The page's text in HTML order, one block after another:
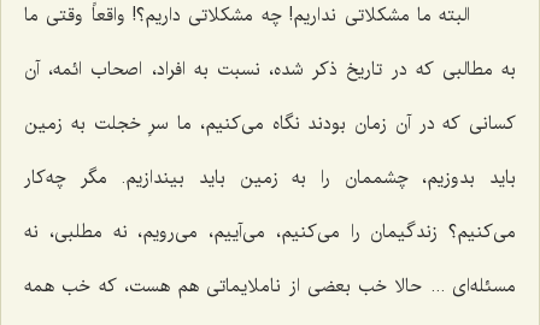
البته ما مشكلاتی نداریم! چه مشكلاتی داریم؟! واقعاً وقتی ما
به مطالبی كه در تاریخ ذكر شده، نسبت به افراد، اصحاب ائمه، آن
كسانی كه در آن زمان بودند نگاه می‌كنیم، ما سرِ خجلت به زمین
باید بدوزیم، چشممان را به زمین باید بیندازیم. مگر چه‌كار
می‌كنیم؟ زندگیمان را می‌كنیم، می‌آییم، می‌رویم، نه مطلبی، نه
مسئله‌ای ... حالا خب بعضی از ناملایماتی هم هست، كه خب همه